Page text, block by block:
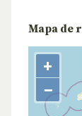
Mapa de
+
−